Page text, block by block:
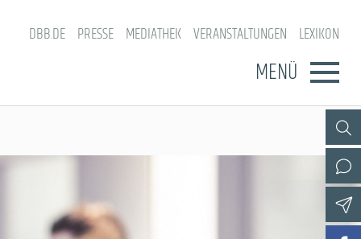
DBB.DE PRESSE MEDIATHEK VERANSTALTUNGEN LEXIKON
MENÜ